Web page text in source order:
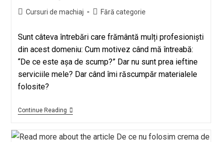
Cursuri de machiaj Fără categorie
Sunt câteva întrebări care frământă mulți profesioniști
din acest domeniu: Cum motivez când mă întreabă:
“De ce este așa de scump?” Dar nu sunt prea ieftine
serviciile mele? Dar când îmi răscumpăr materialele
folosite?
Continue Reading